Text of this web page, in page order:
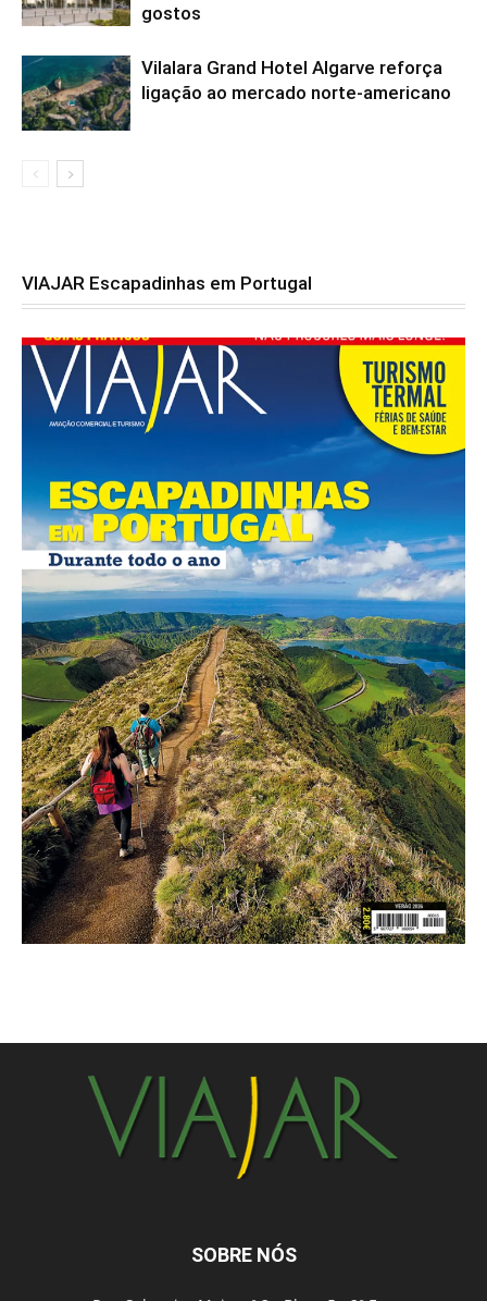
gostos
Vilalara Grand Hotel Algarve reforça
ligação ao mercado norte-americano
VIAJAR Escapadinhas em Portugal
SOBRE NÓS